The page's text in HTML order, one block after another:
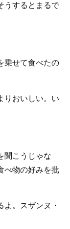
うするとまるで
乗せて食べたの
りおいしい。い
聞こうじゃな
べ物の好みを批
。スザンヌ・